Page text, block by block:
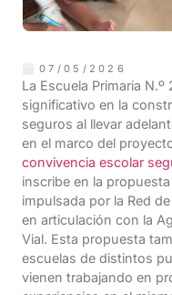
07/05/2026
La Escuela Primaria
significativo en la
seguros al llevar
en el marco del
convivencia escolar
inscribe en la propuesta
impulsada por la Red
en articulación con la
Vial. Esta propuesta
escuelas de distintos
vienen trabajando en